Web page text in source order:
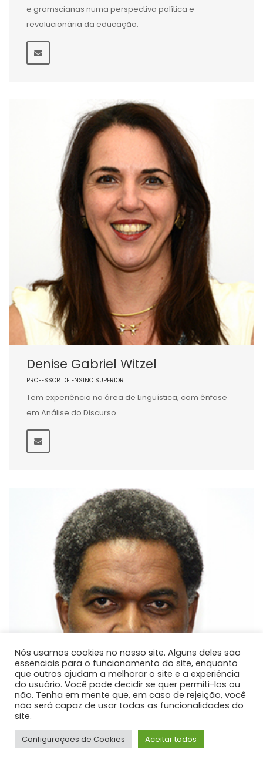
e gramscianas numa perspectiva política e
revolucionária da educação.
Denise Gabriel Witzel
PROFESSOR DE ENSINO SUPERIOR
Tem experiência na área de Linguística, com ênfase
em Análise do Discurso
Dejair Dionisio
Nós usamos cookies no nosso site. Alguns deles são
essenciais para o funcionamento do site, enquanto
que outros ajudam a melhorar o site e a experiência
do usuário. Você pode decidir se quer permiti-los ou
não. Tenha em mente que, em caso de rejeição, você
não será capaz de usar todas as funcionalidades do
site.
Configurações de Cookies Aceitar todos